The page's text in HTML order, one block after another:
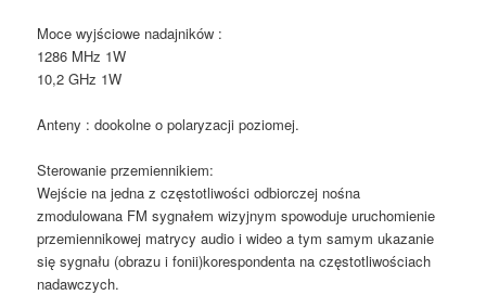
Moce wyjściowe nadajników :
1286 MHz 1W
10,2 GHz 1W
Anteny : dookolne o polaryzacji poziomej.
Sterowanie przemiennikiem:
Wejście na jedna z częstotliwości odbiorczej nośna
zmodulowana FM sygnałem wizyjnym spowoduje uruchomienie
przemiennikowej matrycy audio i wideo a tym samym ukazanie
się sygnału (obrazu i fonii)korespondenta na częstotliwościach
nadawczych.